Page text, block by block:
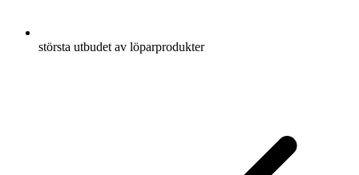
största utbudet av löparprodukter